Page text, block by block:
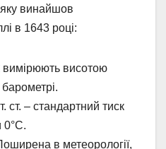
винайшов
в 1643 році:
вимірюють висотою
барометрі.
ст. – стандартний тиск
0°C.
в метеорології,